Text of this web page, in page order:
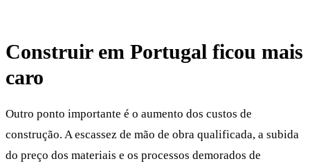
Construir em Portugal ficou mais
caro
Outro ponto importante é o aumento dos custos de
construção. A escassez de mão de obra qualificada, a subida
do preço dos materiais e os processos demorados de